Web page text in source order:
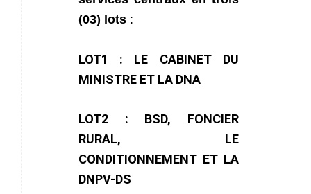
(03) lots:
LOT1 : LE CABINET DU
MINISTRE ET LA DNA
LOT2 : BSD, FONCIER
RURAL, LE
CONDITIONNEMENT ET LA
DNPV-DS